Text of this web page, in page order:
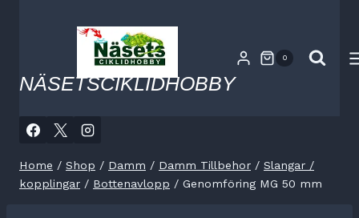
NÄSETSCIKLIDHOBBY
0
Home / Shop / Damm / Damm Tillbehor / Slangar /
kopplingar / Bottenavlopp / Genomföring MG 50 mm